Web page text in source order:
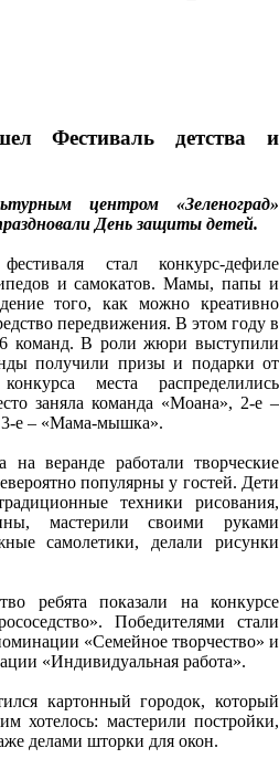
Фестиваль детства и
центром «Зеленоград»
День защиты детей.
стал конкурс-дефиле
и самокатов. Мамы, папы и
того, как можно креативно
передвижения. В этом году в
6 команд. В роли жюри выступили
получили призы и подарки от
места распределились
заняла команда «Моана», 2-е –
3-е – «Мама-мышка».
на веранде работали творческие
популярны у гостей. Дети
техники рисования,
мастерили своими руками
самолетики, делали рисунки
ребята показали на конкурсе
Победителями стали
«Семейное творчество» и
«Индивидуальная работа».
картонный городок, который
хотелось: мастерили постройки,
делами шторки для окон.